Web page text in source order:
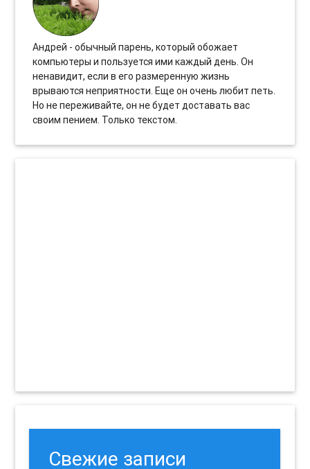
Андрей - обычный парень, который обожает
компьютеры и пользуется ими каждый день. Он
ненавидит, если в его размеренную жизнь
врываются неприятности. Еще он очень любит петь.
Но не переживайте, он не будет доставать вас
своим пением. Только текстом.
Свежие записи